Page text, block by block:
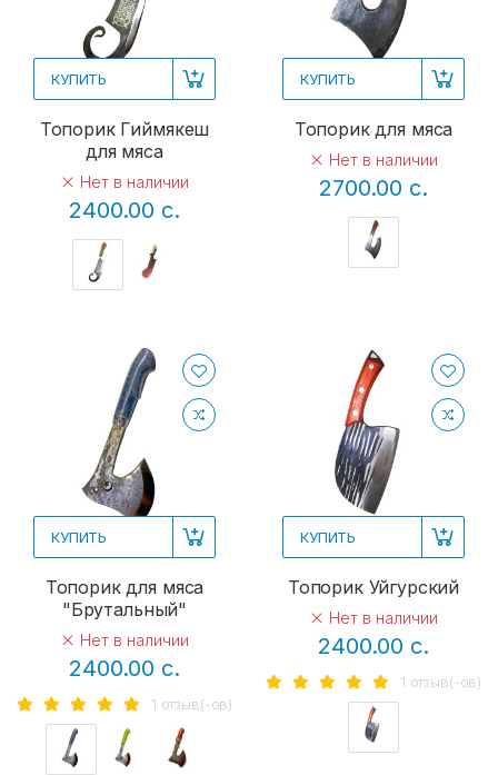
КУПИТЬ
Топорик Гиймякеш
для мяса
Нет в наличии
2400.00 с.
КУПИТЬ
Топорик для мяса
Нет в наличии
2700.00 с.
КУПИТЬ
Топорик для мяса
"Брутальный"
Нет в наличии
2400.00 с.
1 отзыв(-ов)
КУПИТЬ
Топорик Уйгурский
Нет в наличии
2400.00 с.
1 отзыв(-ов)